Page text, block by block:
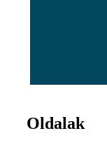
Oldalak